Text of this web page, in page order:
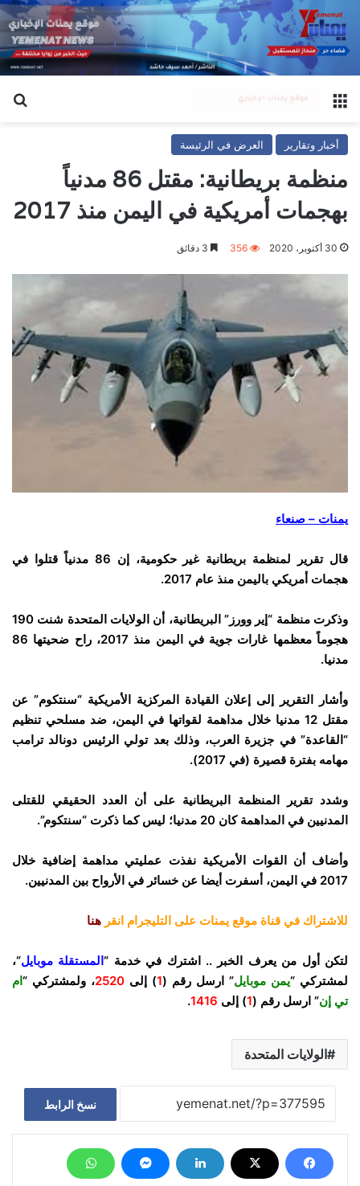
القائمة
أخبار وتقارير العرض في الرئيسة
منظمة بريطانية: مقتل 86 مدنياً
بهجمات أمريكية في اليمن منذ 2017
30 أكتوبر، 2020 356
يمنات – صنعاء
قال تقرير لمنظمة بريطانية غير حكومية، إن 86 مدنياً قتلوا في
هجمات أمريكي باليمن منذ عام 2017.
وذكرت منظمة “إير وورز” البريطانية، أن الولايات المتحدة شنت 190
هجوماً معظمها غارات جوية في اليمن منذ 2017، راح ضحيتها 86
مدنيا.
وأشار التقرير إلى إعلان القيادة المركزية الأمريكية “سنتكوم” عن
مقتل 12 مدنيا خلال مداهمة لقواتها في اليمن، ضد مسلحي تنظيم
“القاعدة” في جزيرة العرب، وذلك بعد تولي الرئيس دونالد ترامب
مهامه بفترة قصيرة (في 2017).
وشدد تقرير المنظمة البريطانية على أن العدد الحقيقي للقتلى
المدنيين في المداهمة كان 20 مدنيا؛ ليس كما ذكرت “سنتكوم”.
وأضاف أن القوات الأمريكية نفذت عمليتي مداهمة إضافية خلال
2017 في اليمن، أسفرت أيضا عن خسائر في الأرواح بين المدنيين.
للاشتراك في قناة موقع يمنات على التليجرام انقر هنا
لتكن أول من يعرف الخبر .. اشترك في خدمة “المستقلة موبايل“،
لمشتركي “يمن موبايل” ارسل رقم (1) إلى 2520، ولمشتركي “ام
تي إن” ارسل رقم (1) إلى 1416
.
الولايات المتحدة
نسخ الرابط